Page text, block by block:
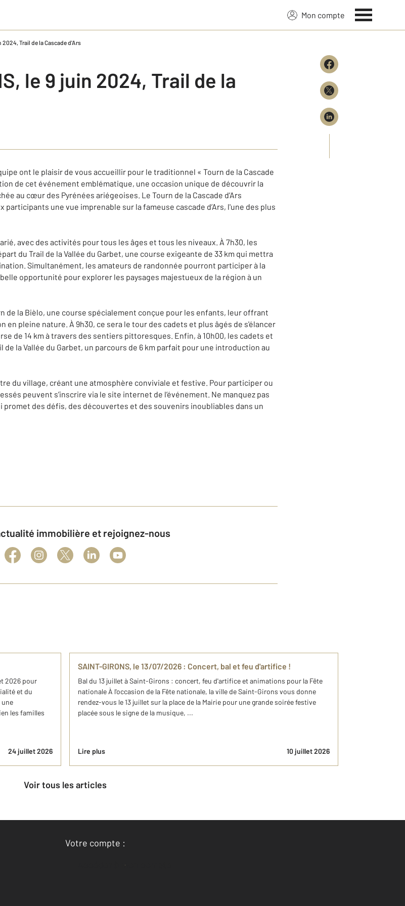
Mon compte
2024, Trail de la Cascade d'Ars
le 9 juin 2024, Trail de la
ont le plaisir de vous accueillir pour le traditionnel « Tourn de la Cascade
de cet événement emblématique, une occasion unique de découvrir la
au cœur des Pyrénées ariégeoises. Le Tourn de la Cascade d’Ars
une vue imprenable sur la fameuse cascade d’Ars, l'une des plus
avec des activités pour tous les âges et tous les niveaux. À 7h30, les
du Trail de la Vallée du Garbet, une course exigeante de 33 km qui mettra
Simultanément, les amateurs de randonnée pourront participer à la
opportunité pour explorer les paysages majestueux de la région à un
de la Bièlo, une course spécialement conçue pour les enfants, leur offrant
pleine nature. À 9h30, ce sera le tour des cadets et plus âgés de s'élancer
de 14 km à travers des sentiers pittoresques. Enfin, à 10h00, les cadets et
de la Vallée du Garbet, un parcours de 6 km parfait pour une introduction au
du village, créant une atmosphère conviviale et festive. Pour participer ou
peuvent s’inscrire via le site internet de l’événement. Ne manquez pas
des défis, des découvertes et des souvenirs inoubliables dans un
immobilière et rejoignez-nous
2026 pour
et du
une
les familles
24 juillet 2026
SAINT-GIRONS, le 13/07/2026 : Concert, bal et feu d'artifice !
Bal du 13 juillet à Saint-Girons : concert, feu d'artifice et animations pour la Fête
nationale À l'occasion de la Fête nationale, la ville de Saint-Girons vous donne
rendez-vous le 13 juillet sur la place de la Mairie pour une grande soirée festive
placée sous le signe de la musique, ...
Lire plus 10 juillet 2026
Voir tous les articles
Votre compte :
Accéder à mon compte